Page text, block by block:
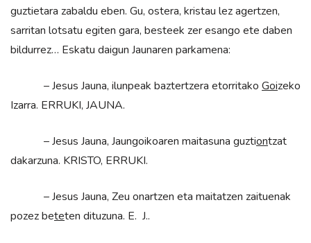
guztietara zabaldu eben. Gu, ostera, kristau lez agertzen,
sarritan lotsatu egiten gara, besteek zer esango ete daben
bildurrez… Eskatu daigun Jaunaren parkamena:
– Jesus Jauna, ilunpeak baztertzera etorritako Goizeko
Izarra. ERRUKI, JAUNA.
– Jesus Jauna, Jaungoikoaren maitasuna guztiontzat
dakarzuna. KRISTO, ERRUKI.
– Jesus Jauna, Zeu onartzen eta maitatzen zaituenak
pozez beteten dituzuna. E. J..